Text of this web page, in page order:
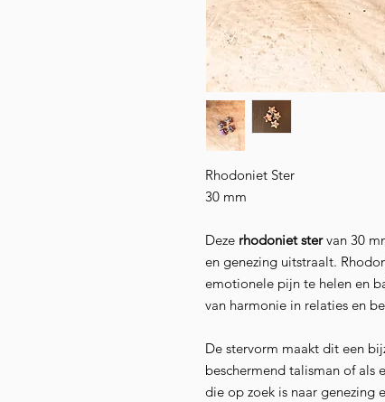
Rhodoniet Ster
30 mm
Deze rhodoniet stervan 30
en genezing uitstraalt.
emotionele pijn te helen en
van harmonie in relaties en
De stervorm maakt dit een
beschermend talisman of als
die op zoek is naar genezing